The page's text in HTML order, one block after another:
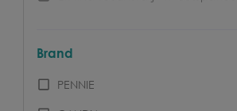
Brand
PENNIE